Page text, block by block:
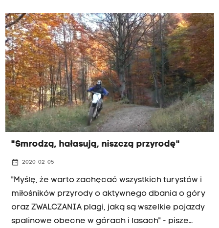
"Smrodzą, hałasują, niszczą przyrodę"
date_range 2020-02-05
"Myślę, że warto zachęcać wszystkich turystów i
miłośników przyrody o aktywnego dbania o góry
oraz ZWALCZANIA plagi, jaką są wszelkie pojazdy
spalinowe obecne w górach i lasach" - pisze